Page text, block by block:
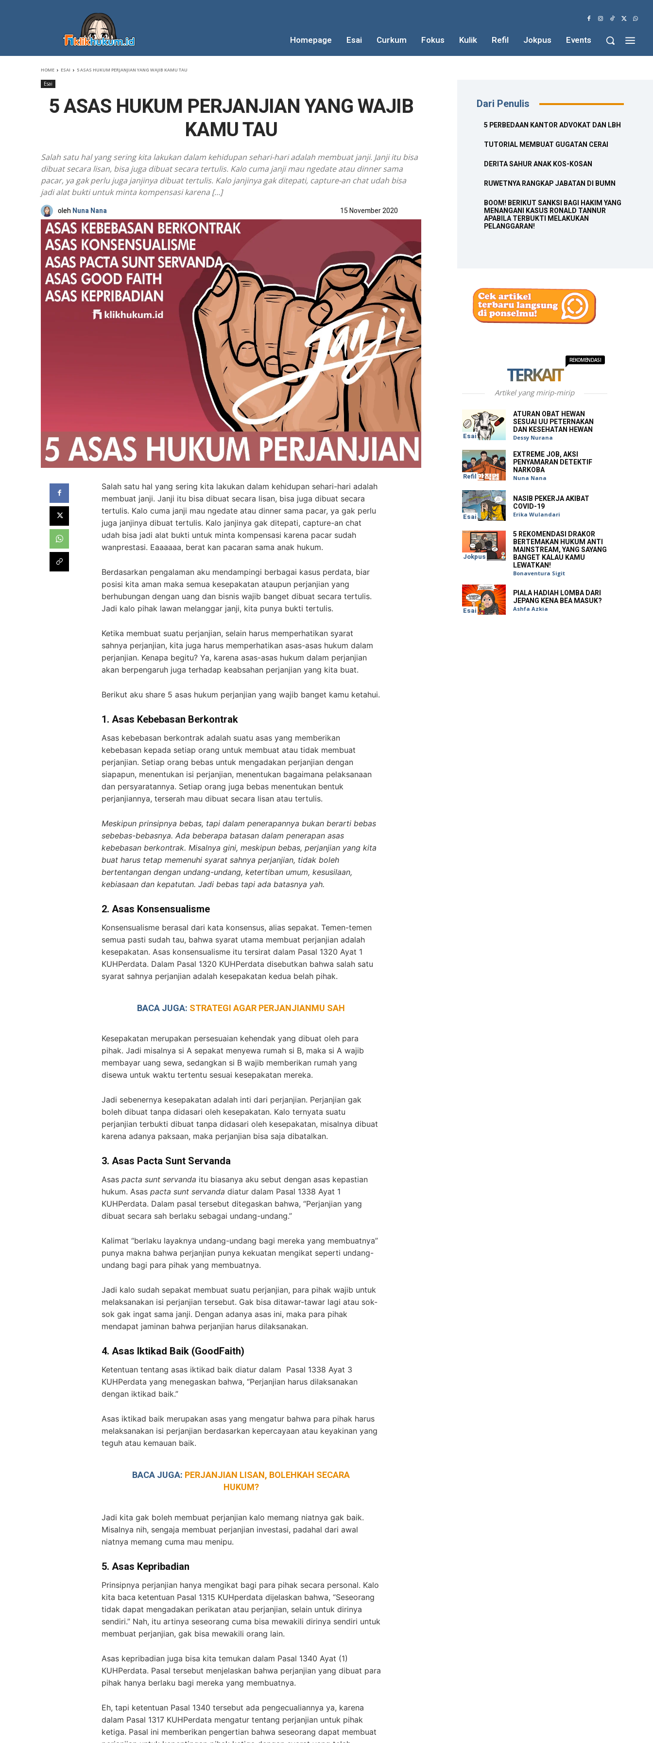
Homepage Esai Curkum Fokus Kulik Refil Jokpus Events
HOME ESAI 5 ASAS HUKUM PERJANJIAN YANG WAJIB KAMU TAU
Esai
5 ASAS HUKUM PERJANJIAN YANG WAJIB
KAMU TAU
Salah satu hal yang sering kita lakukan dalam kehidupan sehari-hari adalah membuat janji. Janji itu bisa
dibuat secara lisan, bisa juga dibuat secara tertulis. Kalo cuma janji mau ngedate atau dinner sama
pacar, ya gak perlu juga janjinya dibuat tertulis. Kalo janjinya gak ditepati, capture-an chat udah bisa
jadi alat bukti untuk minta kompensasi karena […]
olehNuna Nana 15 November 2020
Salah satu hal yang sering kita lakukan dalam kehidupan sehari-hari adalah
membuat janji. Janji itu bisa dibuat secara lisan, bisa juga dibuat secara
tertulis. Kalo cuma janji mau ngedate atau dinner sama pacar, ya gak perlu
juga janjinya dibuat tertulis. Kalo janjinya gak ditepati, capture-an chat
udah bisa jadi alat bukti untuk minta kompensasi karena pacar sudah
wanprestasi. Eaaaaaa, berat kan pacaran sama anak hukum.
Berdasarkan pengalaman aku mendampingi berbagai kasus perdata, biar
posisi kita aman maka semua kesepakatan ataupun perjanjian yang
berhubungan dengan uang dan bisnis wajib banget dibuat secara tertulis.
Jadi kalo pihak lawan melanggar janji, kita punya bukti tertulis.
Ketika membuat suatu perjanjian, selain harus memperhatikan syarat
sahnya perjanjian, kita juga harus memperhatikan asas-asas hukum dalam
perjanjian. Kenapa begitu? Ya, karena asas-asas hukum dalam perjanjian
akan berpengaruh juga terhadap keabsahan perjanjian yang kita buat.
Berikut aku share 5 asas hukum perjanjian yang wajib banget kamu ketahui.
1. Asas Kebebasan Berkontrak
Asas kebebasan berkontrak adalah suatu asas yang memberikan
kebebasan kepada setiap orang untuk membuat atau tidak membuat
perjanjian. Setiap orang bebas untuk mengadakan perjanjian dengan
siapapun, menentukan isi perjanjian, menentukan bagaimana pelaksanaan
dan persyaratannya. Setiap orang juga bebas menentukan bentuk
perjanjiannya, terserah mau dibuat secara lisan atau tertulis.
Meskipun prinsipnya bebas, tapi dalam penerapannya bukan berarti bebas
sebebas-bebasnya. Ada beberapa batasan dalam penerapan asas
kebebasan berkontrak. Misalnya gini, meskipun bebas, perjanjian yang kita
buat harus tetap memenuhi syarat sahnya perjanjian, tidak boleh
bertentangan dengan undang-undang, ketertiban umum, kesusilaan,
kebiasaan dan kepatutan. Jadi bebas tapi ada batasnya yah.
2. Asas Konsensualisme
Konsensualisme berasal dari kata konsensus, alias sepakat. Temen-temen
semua pasti sudah tau, bahwa syarat utama membuat perjanjian adalah
kesepakatan. Asas konsensualisme itu tersirat dalam Pasal 1320 Ayat 1
KUHPerdata. Dalam Pasal 1320 KUHPerdata disebutkan bahwa salah satu
syarat sahnya perjanjian adalah kesepakatan kedua belah pihak.
BACA JUGA: STRATEGI AGAR PERJANJIANMU SAH
Kesepakatan merupakan persesuaian kehendak yang dibuat oleh para
pihak. Jadi misalnya si A sepakat menyewa rumah si B, maka si A wajib
membayar uang sewa, sedangkan si B wajib memberikan rumah yang
disewa untuk waktu tertentu sesuai kesepakatan mereka.
Jadi sebenernya kesepakatan adalah inti dari perjanjian. Perjanjian gak
boleh dibuat tanpa didasari oleh kesepakatan. Kalo ternyata suatu
perjanjian terbukti dibuat tanpa didasari oleh kesepakatan, misalnya dibuat
karena adanya paksaan, maka perjanjian bisa saja dibatalkan.
3. Asas Pacta Sunt Servanda
Asas pacta sunt servanda itu biasanya aku sebut dengan asas kepastian
hukum. Asas pacta sunt servanda diatur dalam Pasal 1338 Ayat 1
KUHPerdata. Dalam pasal tersebut ditegaskan bahwa, “Perjanjian yang
dibuat secara sah berlaku sebagai undang-undang.”
Kalimat “berlaku layaknya undang-undang bagi mereka yang membuatnya”
punya makna bahwa perjanjian punya kekuatan mengikat seperti undang-
undang bagi para pihak yang membuatnya.
Jadi kalo sudah sepakat membuat suatu perjanjian, para pihak wajib untuk
melaksanakan isi perjanjian tersebut. Gak bisa ditawar-tawar lagi atau sok-
sok gak ingat sama janji. Dengan adanya asas ini, maka para pihak
mendapat jaminan bahwa perjanjian harus dilaksanakan.
4. Asas Iktikad Baik (GoodFaith)
Ketentuan tentang asas iktikad baik diatur dalam Pasal 1338 Ayat 3
KUHPerdata yang menegaskan bahwa, “Perjanjian harus dilaksanakan
dengan iktikad baik.”
Asas iktikad baik merupakan asas yang mengatur bahwa para pihak harus
melaksanakan isi perjanjian berdasarkan kepercayaan atau keyakinan yang
teguh atau kemauan baik.
BACA JUGA: PERJANJIAN LISAN, BOLEHKAH SECARA
HUKUM?
Jadi kita gak boleh membuat perjanjian kalo memang niatnya gak baik.
Misalnya nih, sengaja membuat perjanjian investasi, padahal dari awal
niatnya memang cuma mau menipu.
5. Asas Kepribadian
Prinsipnya perjanjian hanya mengikat bagi para pihak secara personal. Kalo
kita baca ketentuan Pasal 1315 KUHperdata dijelaskan bahwa, “Seseorang
tidak dapat mengadakan perikatan atau perjanjian, selain untuk dirinya
sendiri.” Nah, itu artinya seseorang cuma bisa mewakili dirinya sendiri untuk
membuat perjanjian, gak bisa mewakili orang lain.
Asas kepribadian juga bisa kita temukan dalam Pasal 1340 Ayat (1)
KUHPerdata. Pasal tersebut menjelaskan bahwa perjanjian yang dibuat para
pihak hanya berlaku bagi mereka yang membuatnya.
Eh, tapi ketentuan Pasal 1340 tersebut ada pengecualiannya ya, karena
dalam Pasal 1317 KUHPerdata mengatur tentang perjanjian untuk pihak
ketiga. Pasal ini memberikan pengertian bahwa seseorang dapat membuat
Dari Penulis
5 PERBEDAAN KANTOR ADVOKAT DAN LBH
TUTORIAL MEMBUAT GUGATAN CERAI
DERITA SAHUR ANAK KOS-KOSAN
RUWETNYA RANGKAP JABATAN DI BUMN
BOOM! BERIKUT SANKSI BAGI HAKIM YANG
MENANGANI KASUS RONALD TANNUR
APABILA TERBUKTI MELAKUKAN
PELANGGARAN!
TERKAIT
REKOMENDASI
Artikel yang mirip-mirip
Esai
ATURAN OBAT HEWAN
SESUAI UU PETERNAKAN
DAN KESEHATAN HEWAN
Dessy Nurana
Refil
EXTREME JOB, AKSI
PENYAMARAN DETEKTIF
NARKOBA
Nuna Nana
Esai
NASIB PEKERJA AKIBAT
COVID-19
Erika Wulandari
Jokpus
5 REKOMENDASI DRAKOR
BERTEMAKAN HUKUM ANTI
MAINSTREAM, YANG SAYANG
BANGET KALAU KAMU
LEWATKAN!
Bonaventura Sigit
Esai
PIALA HADIAH LOMBA DARI
JEPANG KENA BEA MASUK?
Ashfa Azkia